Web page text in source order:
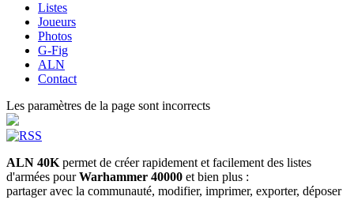
Listes
Joueurs
Photos
G-Fig
ALN
Contact
Les paramètres de la page sont incorrects
ALN 40K permet de créer rapidement et facilement des listes
d'armées pourWarhammer 40000 et bien plus :
partager avec la communauté, modifier, imprimer, exporter, déposer